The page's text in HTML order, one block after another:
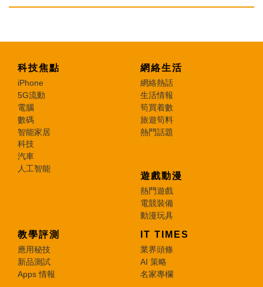
科技焦點
iPhone
5G流動
電腦
數碼
智能家居
科技
汽車
人工智能
網絡生活
網絡熱話
生活情報
筍買着數
旅遊筍料
熱門話題
遊戲動漫
熱門遊戲
電競裝備
動漫玩具
教學評測
應用秘技
新品測試
Apps 情報
IT TIMES
業界頭條
AI 策略
名家專欄